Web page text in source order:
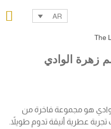
AR
زهرة الوادي
هو مجموعة فاخرة من
عطرية أنيقة تدوم طويلاً.